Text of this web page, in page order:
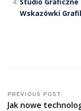
Wskazówki
PREVIOUS POST
Jak nowe